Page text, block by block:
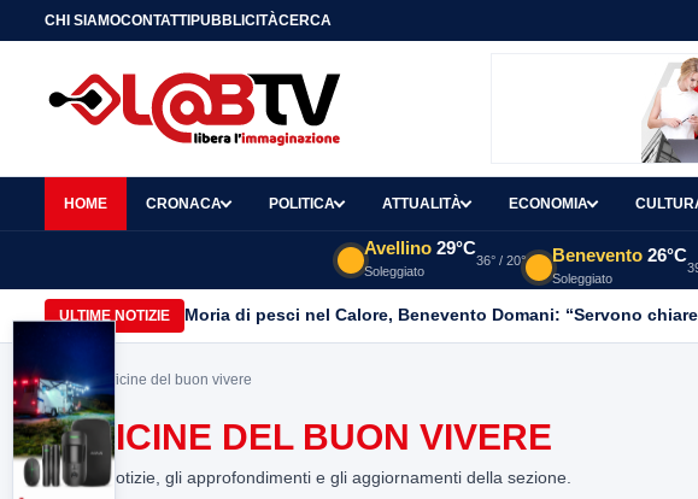
CHI SIAMOCONTATTIPUBBLICITÀCERCA
HOME CRONACA POLITICA ATTUALITÀ ECONOMIA
Avellino 29°C
Soleggiato
36° / 20° Benevento 26°C
Soleggiato
ULTIME NOTIZIE Moria di pesci nel Calore, Benevento Domani: “Servono
Home> officine del buon vivere
OFFICINE DEL BUON VIVERE
Tutte le notizie, gli approfondimenti e gli aggiornamenti della sezione.